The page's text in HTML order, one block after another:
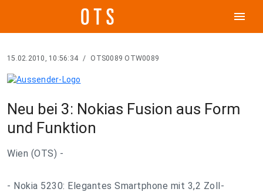
menu
15.02.2010, 10:56:34 / OTS0089 OTW0089
Neu bei 3: Nokias Fusion aus Form
und Funktion
Wien (OTS) -
- Nokia 5230: Elegantes Smartphone mit 3,2 Zoll-